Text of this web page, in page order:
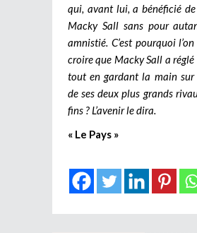
qui, avant lui, a bénéficié
Macky Sall sans pour
amnistié. C’est pourquoi
croire que Macky Sall a
tout en gardant la main sur
de ses deux plus grands
fins ? L’avenir le dira.
« Le Pays »